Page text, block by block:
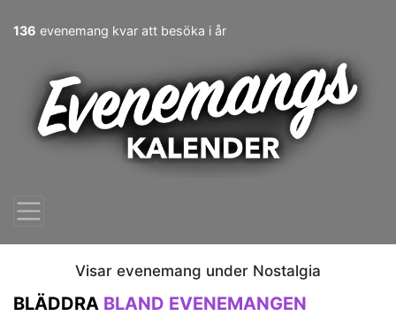
136 evenemang kvar att besöka i år
Visar evenemang under Nostalgia
BLÄDDRA BLAND EVENEMANGEN